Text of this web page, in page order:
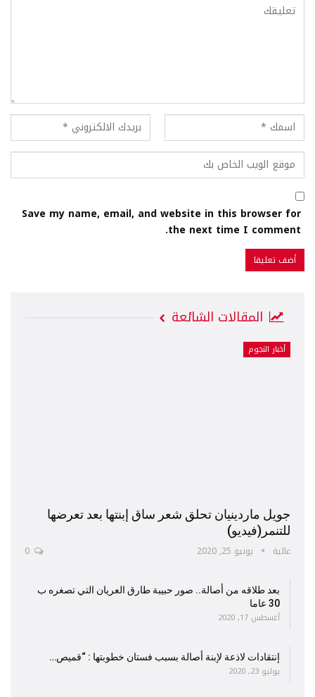
Save my name, email, and website in this browser for
the next time I comment.
المقالات الشائعة
أخبار النجوم
جويل ماردينيان تحلق شعر ساق إبنتها بعد تعرضها
للتنمر(فيديو)
عالية يونيو 25, 2020
بعد طلاقه من أصالة.. صور حبيبة طارق العريان التي تصغره ب
30 عاما
أغسطس 17, 2020
إنتقادات لاذعة لإبنة أصالة بسبب فستان خطوبتها : “قميص…
يوليو 23, 2020